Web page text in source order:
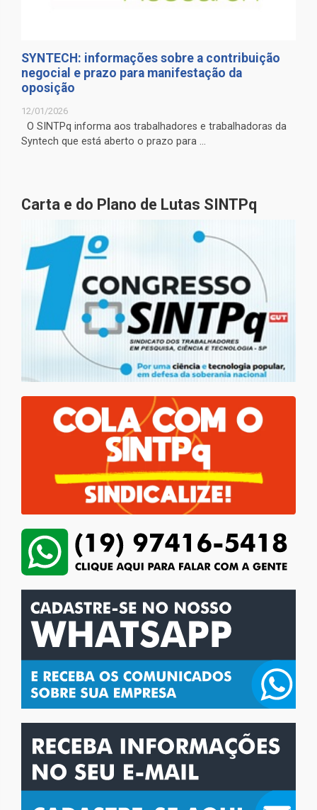
SYNTECH: informações sobre a contribuição
negocial e prazo para manifestação da
oposição
12/01/2026
O SINTPq informa aos trabalhadores e trabalhadoras da
Syntech que está aberto o prazo para ...
Carta e do Plano de Lutas SINTPq